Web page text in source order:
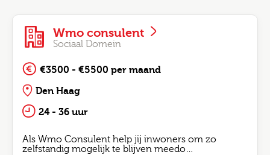
Wmo consulent
Sociaal Domein
€3500 - €5500 per maand
Den Haag
24 - 36 uur
Als Wmo Consulent help jij inwoners om zo
zelfstandig mogelijk te blijven meedo…